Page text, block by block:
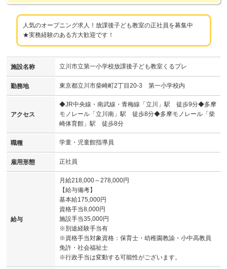
人気のオープニング求人！放課後子ども教室の正社員を募集中
★実務経験のある方大歓迎です！
施設名称 立川市立第一小学校放課後子ども教室くるプレ
勤務地 東京都立川市柴崎町2丁目20-3 第一小学校内
アクセス
◆JR中央線・南武線・青梅線「立川」駅 徒歩9分◆多摩
モノレール「立川南」駅 徒歩8分◆多摩モノレール「柴
崎体育館」駅 徒歩8分
職種 学童・児童館指導員
雇用形態 正社員
給与
月給218,000～278,000円
【給与備考】
基本給175,000円
資格手当8,000円
施設手当35,000円
※別途経験手当有
※資格手当対象資格：保育士・幼稚園教諭・小中高教員
免許・社会福祉士
※行政手当は変動する可能性がございます。